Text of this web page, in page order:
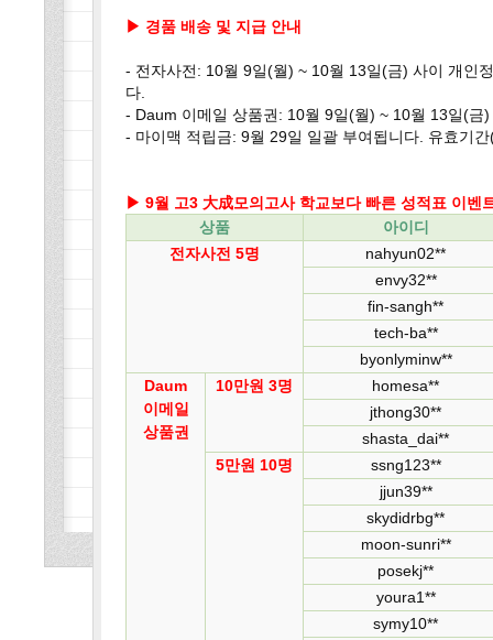
▶ 경품 배송 및 지급 안내
- 전자사전: 10월 9일(월) ~ 10월 13일(금) 사이 개인
다.
- Daum 이메일 상품권: 10월 9일(월) ~ 10월 13일(금
- 마이맥 적립금: 9월 29일 일괄 부여됩니다. 유효기
▶ 9월 고3 大成모의고사 학교보다 빠른 성적표 이벤
상품
아이디
전자사전 5명
nahyun02**
envy32**
fin-sangh**
tech-ba**
byonlyminw**
Daum
이메일
상품권
10만원 3명
homesa**
jthong30**
shasta_dai**
5만원 10명
ssng123**
jjun39**
skydidrbg**
moon-sunri**
posekj**
youra1**
symy10**